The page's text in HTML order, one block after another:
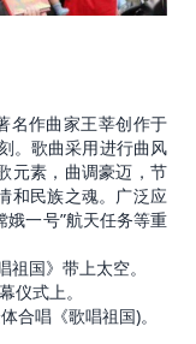
名作曲家王莘创作于
。歌曲采用进行曲风
元素，曲调豪迈，节
和民族之魂。广泛应
娥一号”航天任务等重
国》带上太空。
仪式上。
合唱《歌唱祖国)。